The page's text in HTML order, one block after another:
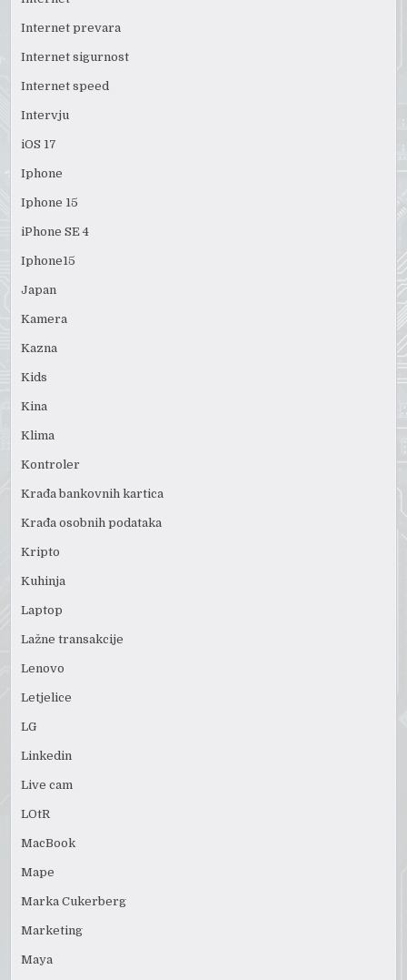
Internet prevara
Internet sigurnost
Internet speed
Intervju
iOS 17
Iphone
Iphone 15
iPhone SE 4
Iphone15
Japan
Kamera
Kazna
Kids
Kina
Klima
Kontroler
Krađa bankovnih kartica
Krađa osobnih podataka
Kripto
Kuhinja
Laptop
Lažne transakcije
Lenovo
Letjelice
LG
Linkedin
Live cam
LOtR
MacBook
Mape
Marka Cukerberg
Marketing
Maya